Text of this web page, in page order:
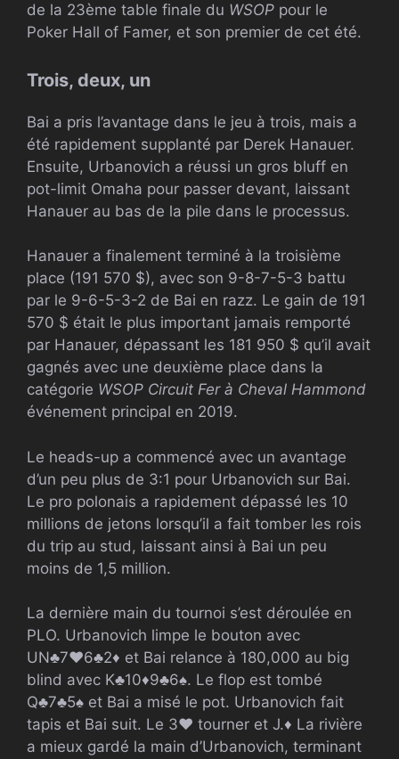
de la 23ème table finale du WSOP pour le
Poker Hall of Famer, et son premier de cet été.
Trois, deux, un
Bai a pris l’avantage dans le jeu à trois, mais a
été rapidement supplanté par Derek Hanauer.
Ensuite, Urbanovich a réussi un gros bluff en
pot-limit Omaha pour passer devant, laissant
Hanauer au bas de la pile dans le processus.
Hanauer a finalement terminé à la troisième
place (191 570 $), avec son 9-8-7-5-3 battu
par le 9-6-5-3-2 de Bai en razz. Le gain de 191
570 $ était le plus important jamais remporté
par Hanauer, dépassant les 181 950 $ qu’il avait
gagnés avec une deuxième place dans la
catégorie WSOP Circuit Fer à Cheval Hammond
événement principal en 2019.
Le heads-up a commencé avec un avantage
d’un peu plus de 3:1 pour Urbanovich sur Bai.
Le pro polonais a rapidement dépassé les 10
millions de jetons lorsqu’il a fait tomber les rois
du trip au stud, laissant ainsi à Bai un peu
moins de 1,5 million.
La dernière main du tournoi s’est déroulée en
PLO. Urbanovich limpe le bouton avec
UN♣7♥6♣2♦ et Bai relance à 180,000 au big
blind avec K♣10♦9♣6♠. Le flop est tombé
Q♣7♣5♠ et Bai a misé le pot. Urbanovich fait
tapis et Bai suit. Le 3♥ tourner et J.♦ La rivière
a mieux gardé la main d’Urbanovich, terminant